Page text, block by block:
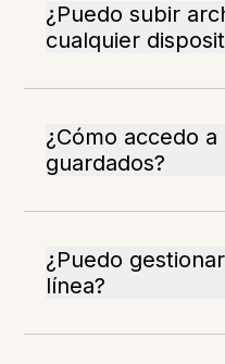
¿Puedo subir
cualquier
¿Cómo accedo a
guardados?
¿Puedo
línea?